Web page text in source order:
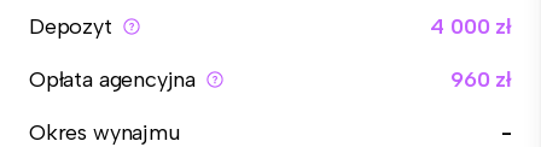
Depozyt
4 000 zł
Opłata agencyjna
960 zł
Okres wynajmu
-